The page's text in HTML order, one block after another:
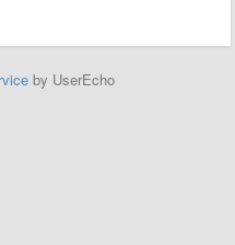
by UserEcho